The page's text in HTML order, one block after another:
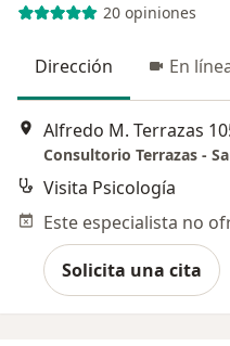
20 opiniones
Dirección En
Alfredo M. Terrazas
Consultorio Terrazas -
Visita Psicología
Solicita una cita